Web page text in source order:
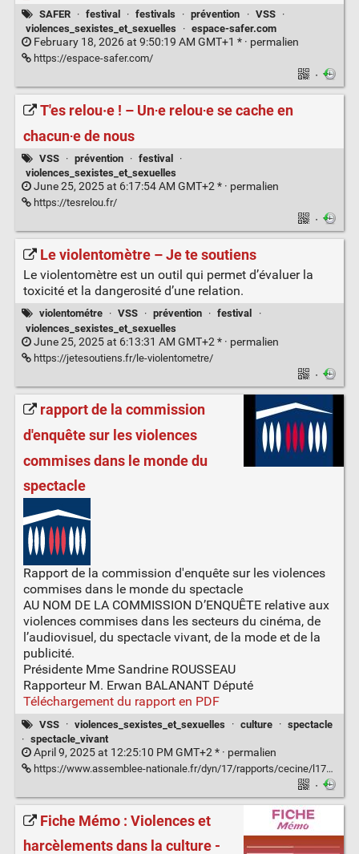
SAFER · festival · festivals · prévention · VSS
·
violences_sexistes_et_sexuelles
· espace-safer.com
February 18, 2026 at 9:50:19 AM GMT+1 * · permalien
https://espace-safer.com/
·
T'es relou·e ! – Un‧e relou‧e se cache en
chacun‧e de nous
VSS · prévention · festival
·
violences_sexistes_et_sexuelles
June 25, 2025 at 6:17:54 AM GMT+2 * · permalien
https://tesrelou.fr/
·
Le violentomètre – Je te soutiens
Le violentomètre est un outil qui permet d’évaluer la
toxicité et la dangerosité d’une relation.
violentométre · VSS · prévention · festival
·
violences_sexistes_et_sexuelles
June 25, 2025 at 6:13:31 AM GMT+2 * · permalien
https://jetesoutiens.fr/le-violentometre/
·
rapport de la commission
d'enquête sur les violences
commises dans le monde du
spectacle
Rapport de la commission d'enquête sur les violences
commises dans le monde du spectacle
AU NOM DE LA COMMISSION D’ENQUÊTE relative aux
violences commises dans les secteurs du cinéma, de
l’audiovisuel, du spectacle vivant, de la mode et de la
publicité.
Présidente Mme Sandrine ROUSSEAU
Rapporteur M. Erwan BALANANT Député
Téléchargement du rapport en PDF
VSS · violences_sexistes_et_sexuelles · culture · spectacle
· spectacle_vivant
April 9, 2025 at 12:25:10 PM GMT+2 * · permalien
https://www.assemblee-nationale.fr/dyn/17/rapports/cecine/l17b1248-ti_rapport-enquete#
·
Fiche Mémo : Violences et
harcèlements dans la culture -